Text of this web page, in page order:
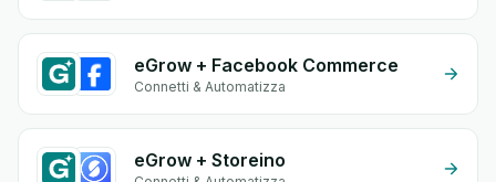
eGrow + Facebook Commerce
Connetti & Automatizza
eGrow + Storeino